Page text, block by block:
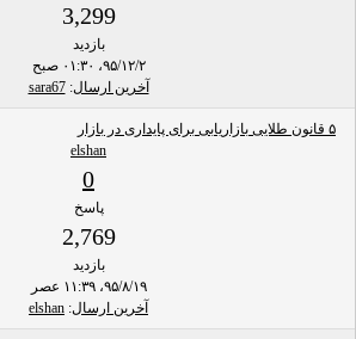
3,299
بازدید
۹۵/۱۲/۲، ۰۱:۳۰ صبح
آخرین ارسال:
sara67
۵ قانون طلایی بازاریابی برای پایداری در بازار
elshan
0
پاسخ
2,769
بازدید
۹۵/۸/۱۹، ۱۱:۳۹ عصر
آخرین ارسال:
elshan